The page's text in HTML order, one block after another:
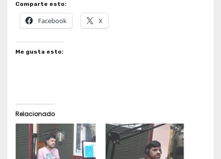
Comparte esto:
Facebook X
Me gusta esto:
Relacionado